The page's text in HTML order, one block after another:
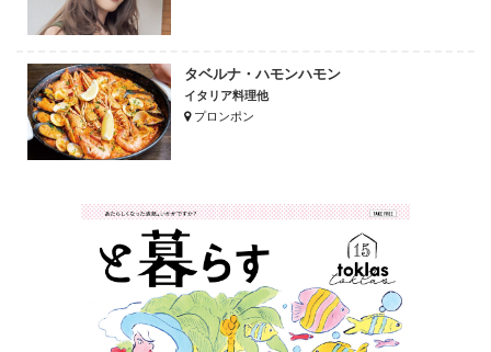
タベルナ・ハモンハモン
イタリア料理他
プロンポン